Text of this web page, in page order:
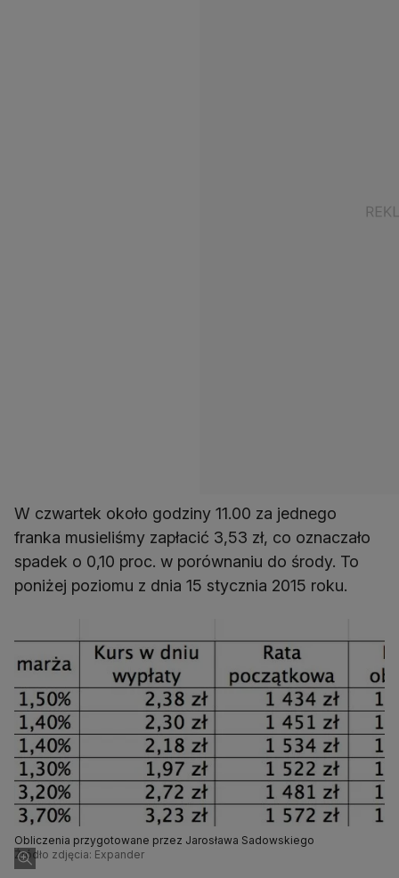
W czwartek około godziny 11.00 za jednego
franka musieliśmy zapłacić 3,53 zł, co oznaczało
spadek o 0,10 proc. w porównaniu do środy. To
poniżej poziomu z dnia 15 stycznia 2015 roku.
Obliczenia przygotowane przez Jarosława Sadowskiego
Źródło zdjęcia: Expander